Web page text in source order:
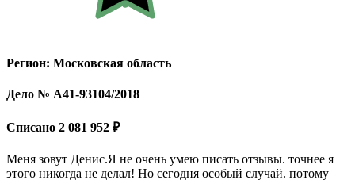
Регион: Московская область
Дело № А41-93104/2018
Списано 2 081 952 ₽
Меня зовут Денис.Я не очень умею писать отзывы. точнее я
этого никогда не делал! Но сегодня особый случай. потому